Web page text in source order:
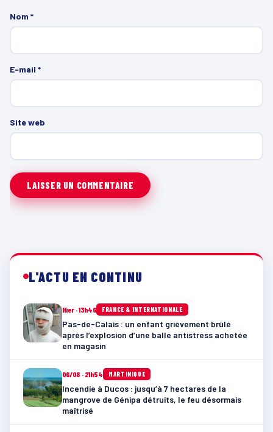
Nom *
E-mail *
Site web
L'ACTU EN CONTINU
Hier · 13h46 FRANCE & INTERNATIONALE
Pas-de-Calais : un enfant grièvement brûlé
après l’explosion d’une balle antistress achetée
en magasin
06/08 · 21h54 MARTINIQUE
Incendie à Ducos : jusqu’à 7 hectares de la
mangrove de Génipa détruits, le feu désormais
maîtrisé